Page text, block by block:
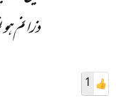
ذرا نم
1